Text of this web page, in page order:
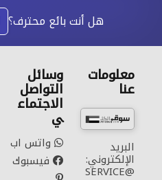
هل أنت بائع محترف؟
معلومات
عنا
البريد
الإلكتروني:
SERVICE@
وسائل
التواصل
الاجتماع
ي
واتس اب
فيسبوك